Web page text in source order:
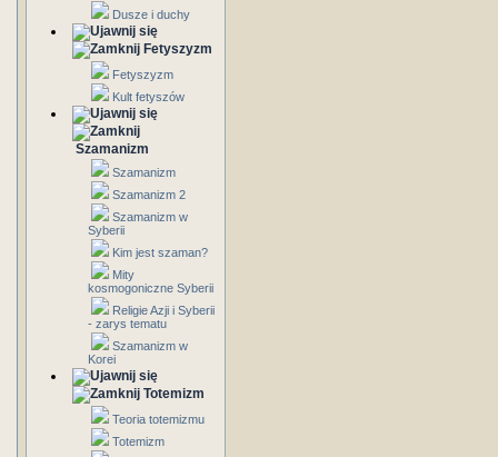
Dusze i duchy
Fetyszyzm
Fetyszyzm
Kult fetyszów
Szamanizm
Szamanizm
Szamanizm 2
Szamanizm w
Syberii
Kim jest szaman?
Mity
kosmogoniczne Syberii
Religie Azji i Syberii
- zarys tematu
Szamanizm w
Korei
Totemizm
Teoria totemizmu
Totemizm